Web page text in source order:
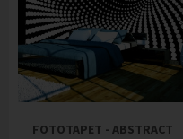
FOTOTAPET - ABSTRACT